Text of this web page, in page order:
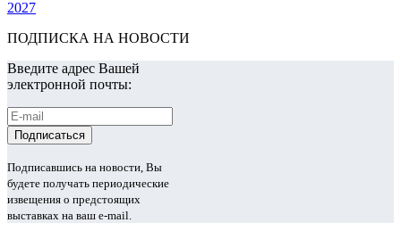
ПОДПИСКА НА НОВОСТИ
Введите адрес Вашей
электронной почты:
Подписавшись на новости, Вы
будете получать периодические
извещения о предстоящих
выставках на ваш e-mail.